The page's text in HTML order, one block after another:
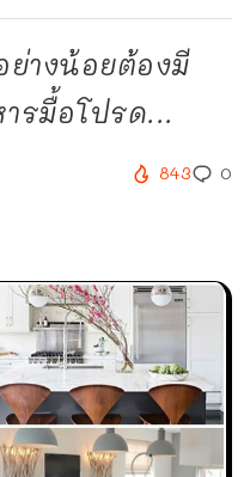
ย่างน้อยต้องมี
รมื้อโปรด...
843 0